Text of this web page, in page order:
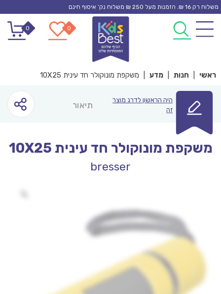
Skip
content
משלוח רק 16 ₪. הזמנות מעל 250 ₪ משלוח נק’ איסוף חינם
0
0
ראשי חנות מדע משקפת מונוקולר חד עינית 10X25
היה הראשון לדרג מוצר
זה
תיאור
משקפת מונוקולר חד עינית 10X25
bresser